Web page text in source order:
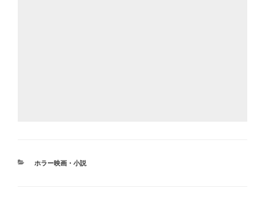
カ
ホラー映画・小説